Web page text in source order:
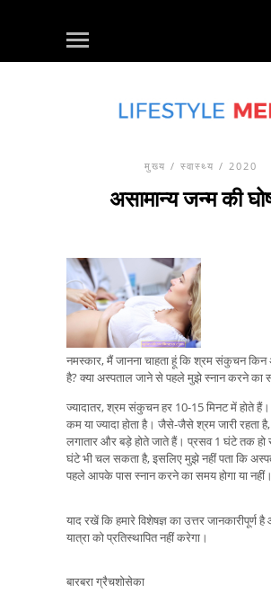
मुख्य / स्वास्थ्य / 2020
असामान्य जन्म की
नमस्कार, मैं जानना चाहता हूं कि श्रम संकुचन किन
है? क्या अस्पताल जाने से पहले मुझे स्नान करने का
ज्यादातर, श्रम संकुचन हर 10-15 मिनट में होते
कम या ज्यादा होता है। जैसे-जैसे श्रम जारी
लगातार और बड़े होते जाते हैं। प्रसव 1 घंटे तक हो
घंटे भी चल सकता है, इसलिए मुझे नहीं पता कि
पहले आपके पास स्नान करने का समय होगा या नहीं।
याद रखें कि हमारे विशेषज्ञ का उत्तर जानकारीपूर्ण
यात्रा को प्रतिस्थापित नहीं करेगा।
बारबरा ग्रैचशोसेका